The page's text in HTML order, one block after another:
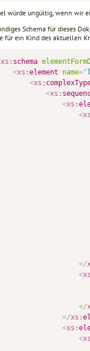
würde ungültig, wenn wir
Schema für dieses
für ein Kind des aktuellen
xs: schema
<xs:element name="
<xs:
<xs:
<xs:
<
</
<
</
</xs:
<xs:
<